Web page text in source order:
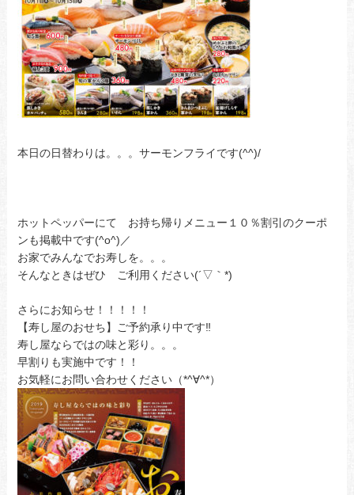
本日の日替わりは。。。サーモンフライです(^^)/
ホットペッパーにて お持ち帰りメニュー１０％割引のクーポ
ンも掲載中です(^o^)／
お家でみんなでお寿しを。。。
そんなときはぜひ ご利用ください(´▽｀*)
さらにお知らせ！！！！！
【寿し屋のおせち】ご予約承り中です‼
寿し屋ならではの味と彩り。。。
早割りも実施中です！！
お気軽にお問い合わせください（*^∀^*）